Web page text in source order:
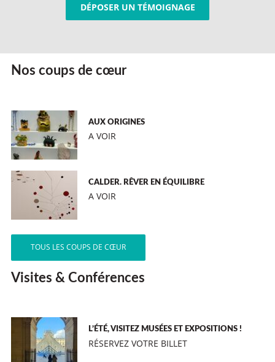
DÉPOSER UN TÉMOIGNAGE
Nos coups de cœur
AUX ORIGINES
A VOIR
CALDER. RÊVER EN ÉQUILIBRE
A VOIR
TOUS LES COUPS DE CŒUR
Visites & Conférences
L’ÉTÉ, VISITEZ MUSÉES ET EXPOSITIONS !
RÉSERVEZ VOTRE BILLET